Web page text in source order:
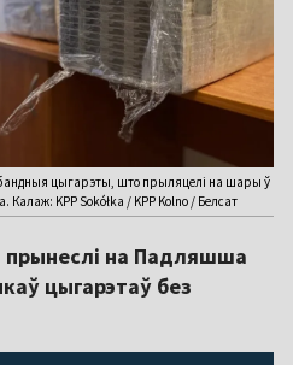
цыгарэты, што прыляцелі на шары ў
Калаж: KPP Sokółka / KPP Kolno / Белсат
на Падляшша
цыгарэтаў без